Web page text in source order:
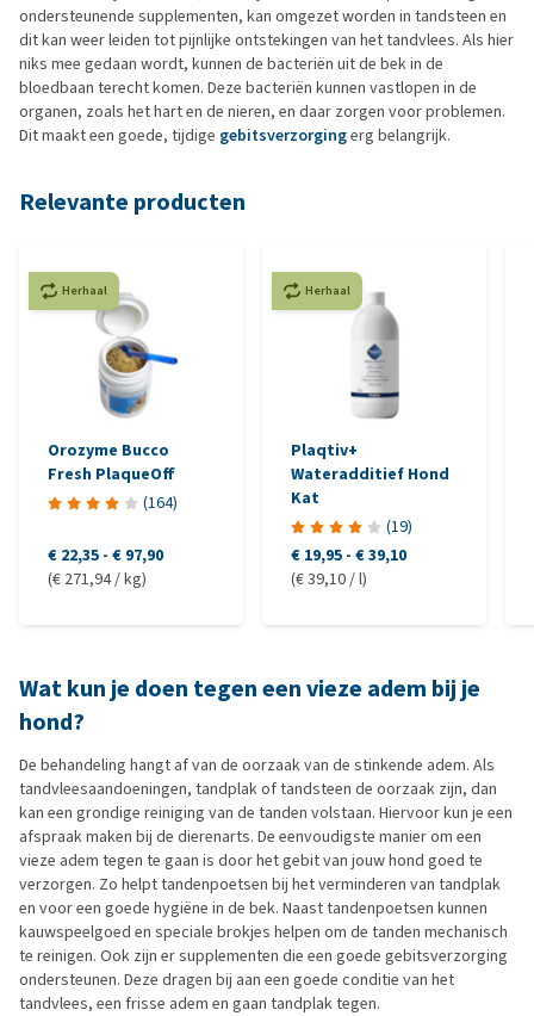
ondersteunende supplementen, kan omgezet worden in tandsteen en
dit kan weer leiden tot pijnlijke ontstekingen van het tandvlees. Als hier
niks mee gedaan wordt, kunnen de bacteriën uit de bek in de
bloedbaan terecht komen. Deze bacteriën kunnen vastlopen in de
organen, zoals het hart en de nieren, en daar zorgen voor problemen.
Dit maakt een goede, tijdige gebitsverzorgingerg belangrijk.
Relevante producten
Herhaal
Orozyme Bucco
Fresh PlaqueOff
(164)
€ 22,35 - € 97,90
(€ 271,94 / kg)
Herhaal
Plaqtiv+
Wateradditief Hond
Kat
(19)
€ 19,95 - € 39,10
(€ 39,10 / l)
Wat kun je doen tegen een vieze adem bij je
hond?
De behandeling hangt af van de oorzaak van de stinkende adem. Als
tandvleesaandoeningen, tandplak of tandsteen de oorzaak zijn, dan
kan een grondige reiniging van de tanden volstaan. Hiervoor kun je een
afspraak maken bij de dierenarts. De eenvoudigste manier om een
vieze adem tegen te gaan is door het gebit van jouw hond goed te
verzorgen. Zo helpt tandenpoetsen bij het verminderen van tandplak
en voor een goede hygiëne in de bek. Naast tandenpoetsen kunnen
kauwspeelgoed en speciale brokjes helpen om de tanden mechanisch
te reinigen. Ook zijn er supplementen die een goede gebitsverzorging
ondersteunen. Deze dragen bij aan een goede conditie van het
tandvlees, een frisse adem en gaan tandplak tegen.